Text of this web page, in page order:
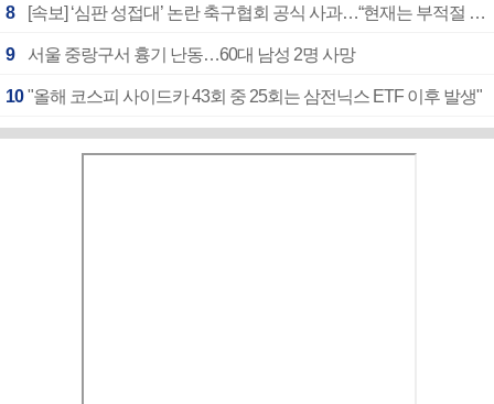
8 [속보] ‘심판 성접대’ 논란 축구협회 공식 사과…“현재는 부적절 행위 없어”
9 서울 중랑구서 흉기 난동…60대 남성 2명 사망
10 "올해 코스피 사이드카 43회 중 25회는 삼전닉스 ETF 이후 발생"